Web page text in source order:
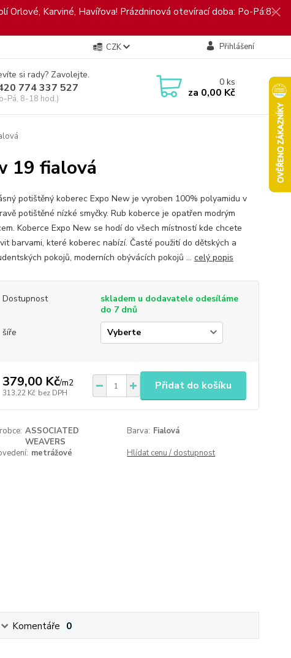
Orlové, Karviné, Havířova! Prázdninová otevírací doba: Po-Pá:8-
CZK Přihlášení
si rady? Zavolejte.
774 337 527
Pá, 8-18 hod.)
0ks
za 0,00 Kč
19 fialová
potištěný koberec Expo New je vyroben 100% polyamidu v
potištěné nízké smyčky. Rub koberce je opatřen modrým
Koberce Expo New se hodí do všech místností kde chcete
barvami, které koberec nabízí. Časté použití do dětských a
pokojů, moderních obývácích pokojů ... celý popis
Dostupnost
skladem u dodavatele odesíláme
do 7 dnů
šíře
379,00 Kč/m2
313,22 Kč bez DPH
Přidat do košíku
ASSOCIATED
WEAVERS
Barva: Fialová
metrážové Hlídat cenu / dostupnost
Komentáře 0